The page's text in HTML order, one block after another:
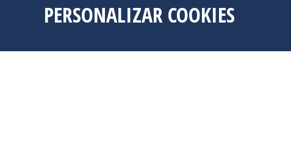
PERSONALIZAR COOKIES